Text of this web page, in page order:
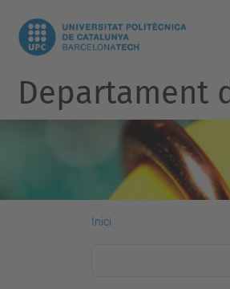
Departament
Inici